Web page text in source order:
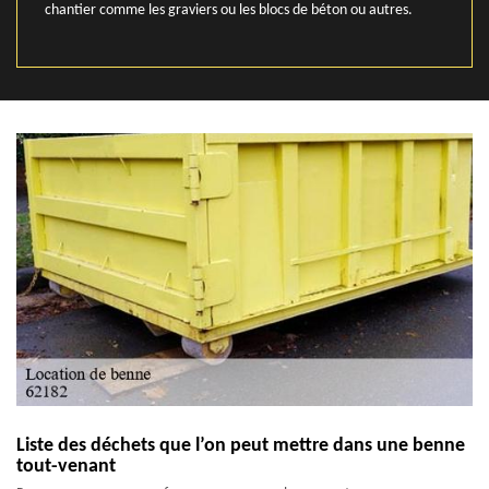
chantier comme les graviers ou les blocs de béton ou autres.
Liste des déchets que l’on peut mettre dans une benne
tout-venant